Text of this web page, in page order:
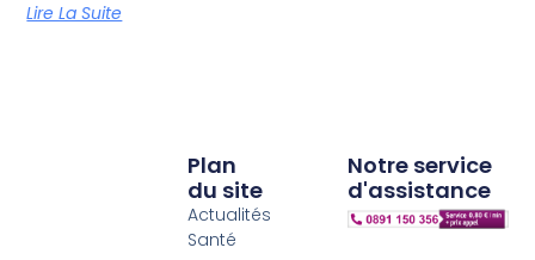
Lire La Suite
Plan
du site
Actualités
Santé
Notre service
d'assistance